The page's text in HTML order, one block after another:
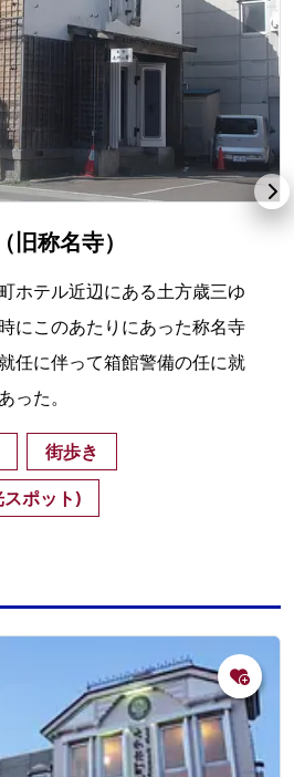
称名寺）
ホテル近辺にある土方歳三ゆ
にこのあたりにあった称名寺
任に伴って箱館警備の任に就
った。
街歩き
ポット)